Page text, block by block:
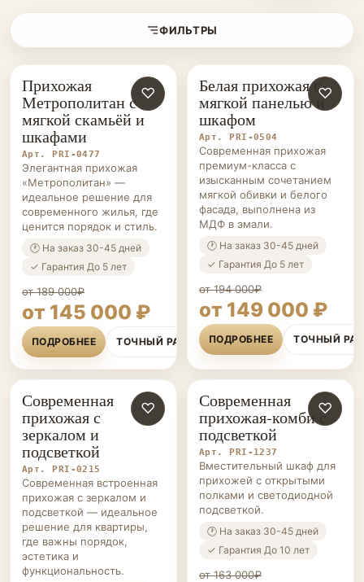
ФИЛЬТРЫ
ПРИХОЖИЕ НА ЗАКАЗ
♡
Прихожая
Метрополитан с
мягкой скамьёй и
шкафами
Арт. PRI-0477
Элегантная прихожая
«Метрополитан» —
идеальное решение для
современного жилья, где
ценится порядок и стиль.
🕐 На заказ 30-45 дней
✓ Гарантия До 5 лет
от 189 000₽
от 145 000 ₽
ПОДРОБНЕЕ ТОЧНЫЙ РАСЧЁТ
ПРИХОЖИЕ НА ЗАКАЗ
♡
Белая прихожая с
мягкой панелью и
шкафом
Арт. PRI-0504
Современная прихожая
премиум-класса с
изысканным сочетанием
мягкой обивки и белого
фасада, выполнена из
МДФ в эмали.
🕐 На заказ 30-45 дней
✓ Гарантия До 5 лет
от 194 000₽
от 149 000 ₽
ПОДРОБНЕЕ ТОЧНЫЙ
ПРИХОЖИЕ НА ЗАКАЗ
♡
Современная
прихожая с
зеркалом и
подсветкой
Арт. PRI-0215
Современная встроенная
прихожая с зеркалом и
подсветкой — идеальное
решение для квартиры,
где важны порядок,
эстетика и
функциональность.
ПРИХОЖИЕ НА ЗАКАЗ
♡
Современная
прихожая-комби с
подсветкой
Арт. PRI-1237
Вместительный шкаф для
прихожей с открытыми
полками и светодиодной
подсветкой.
🕐 На заказ 30-45 дней
✓ Гарантия До 10 лет
от 163 000₽